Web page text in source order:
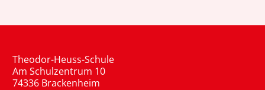
Theodor-Heuss-Schule
Am Schulzentrum 10
74336 Brackenheim